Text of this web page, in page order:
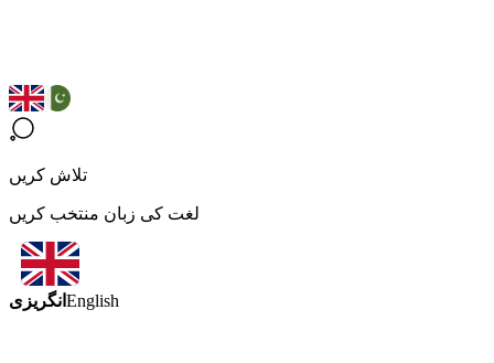
تلاش کریں
لغت کی زبان منتخب کریں
انگریزی English